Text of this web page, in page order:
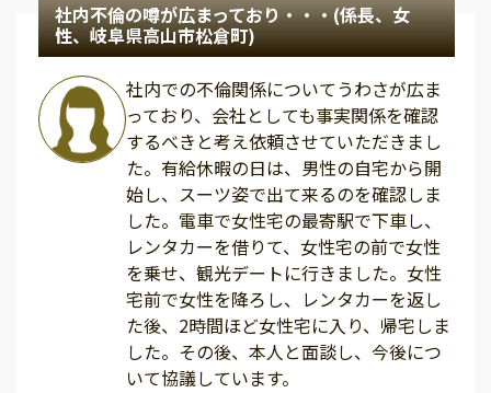
社内不倫の噂が広まっており・・・(係長、女
性、岐阜県高山市松倉町)
社内での不倫関係についてうわさが広ま
っており、会社としても事実関係を確認
するべきと考え依頼させていただきまし
た。有給休暇の日は、男性の自宅から開
始し、スーツ姿で出て来るのを確認しま
した。電車で女性宅の最寄駅で下車し、
レンタカーを借りて、女性宅の前で女性
を乗せ、観光デートに行きました。女性
宅前で女性を降ろし、レンタカーを返し
た後、2時間ほど女性宅に入り、帰宅しま
した。その後、本人と面談し、今後につ
いて協議しています。